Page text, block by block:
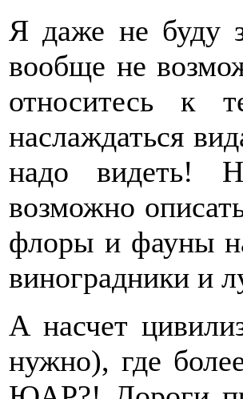
Я даже не буду
вообще не
относитесь к
наслаждаться
надо видеть!
возможно
флоры и фауны
виноградники и
А насчет
нужно), где